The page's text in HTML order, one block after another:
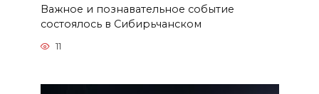
Важное и познавательное событие
состоялось в Сибирьчанском
11